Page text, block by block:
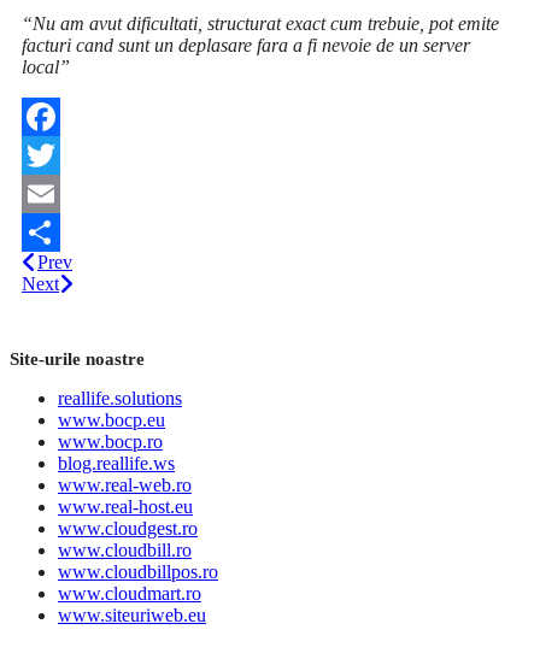
“Nu am avut dificultati, structurat exact cum trebuie, pot emite
facturi cand sunt un deplasare fara a fi nevoie de un server
local”
Facebook
Twitter
Email
Share
Prev
Next
Site-urile noastre
reallife.solutions
www.bocp.eu
www.bocp.ro
blog.reallife.ws
www.real-web.ro
www.real-host.eu
www.cloudgest.ro
www.cloudbill.ro
www.cloudbillpos.ro
www.cloudmart.ro
www.siteuriweb.eu